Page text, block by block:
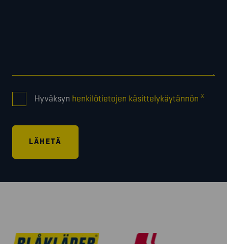
Hyväksyn henkilötietojen käsittelykäytännön *